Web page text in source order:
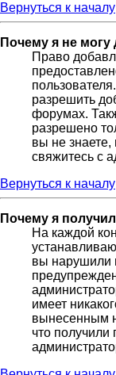
Вернуться к началу
Почему я не
Право
разрешить
форумах.
разрешено
вы не
свяжитесь с
Вернуться к началу
Почему я
На каждой
вы нарушили
имеет
вынесенным
что получили